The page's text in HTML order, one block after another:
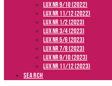
LUX nr 9/10 (2022)
LUX NR 11/12 (2022)
LUX NR 1/2 (2023)
LUX NR 3/4 (2023)
LUX NR 5/6 (2023)
LUX NR 7/8 (2023)
LUX NR 9/10 (2023)
LUX NR 11/12 (2023)
SEARCH